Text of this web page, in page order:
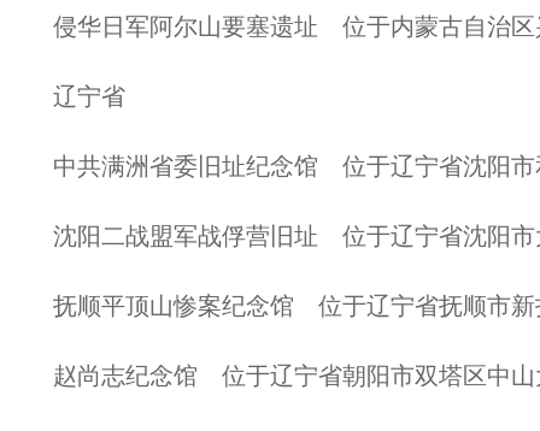
侵华日军阿尔山要塞遗址 位于内蒙古自治区
辽宁省
中共满洲省委旧址纪念馆 位于辽宁省沈阳
沈阳二战盟军战俘营旧址 位于辽宁省沈阳市
抚顺平顶山惨案纪念馆 位于辽宁省抚顺市新
赵尚志纪念馆 位于辽宁省朝阳市双塔区中山